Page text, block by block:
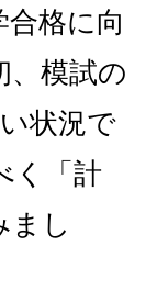
格に向
、模試の
状況で
く「計
まし